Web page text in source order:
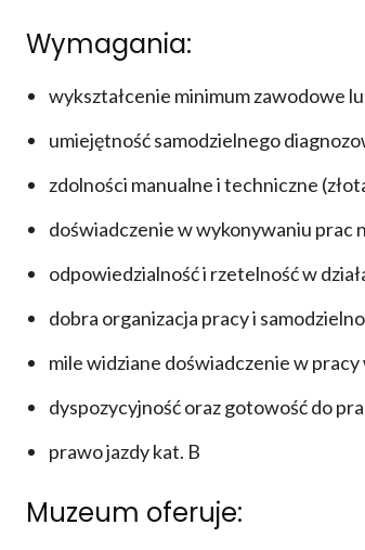
Wymagania:
wykształcenie minimum zawodowe
umiejętność samodzielnego
zdolności manualne i techniczne
doświadczenie w wykonywaniu prac
odpowiedzialność i rzetelność w
dobra organizacja pracy i
mile widziane doświadczenie w
dyspozycyjność oraz gotowość do
prawo jazdy kat. B
Muzeum oferuje: